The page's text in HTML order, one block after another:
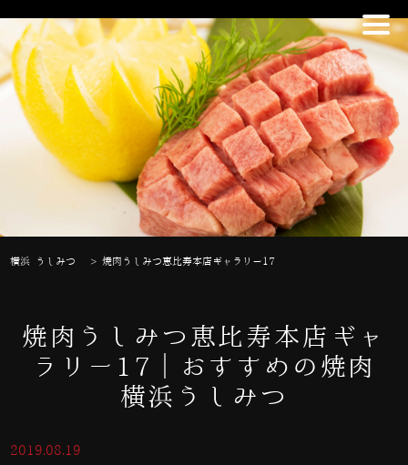
横浜 うしみつ >焼肉うしみつ恵比寿本店ギャラリー17
焼肉うしみつ恵比寿本店ギャ
ラリー17｜おすすめの焼肉
横浜うしみつ
2019.08.19